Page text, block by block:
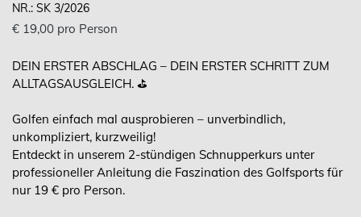
NR.: SK 3/2026
€ 19,00 pro Person
DEIN ERSTER ABSCHLAG – DEIN ERSTER SCHRITT ZUM
ALLTAGSAUSGLEICH. ⛳
Golfen einfach mal ausprobieren – unverbindlich,
unkompliziert, kurzweilig!
Entdeckt in unserem 2-stündigen Schnupperkurs unter
professioneller Anleitung die Faszination des Golfsports für
nur 19 € pro Person.